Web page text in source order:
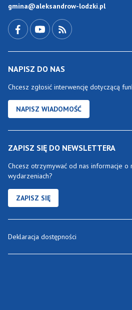
gmina@aleksandrow-lodzki.pl
NAPISZ DO NAS
Chcesz zgłosić interwencję dotyczącą
NAPISZ WIADOMOŚĆ
ZAPISZ SIĘ DO NEWSLETTERA
Chcesz otrzymywać od nas informacje o
wydarzeniach?
ZAPISZ SIĘ
Deklaracja dostępności